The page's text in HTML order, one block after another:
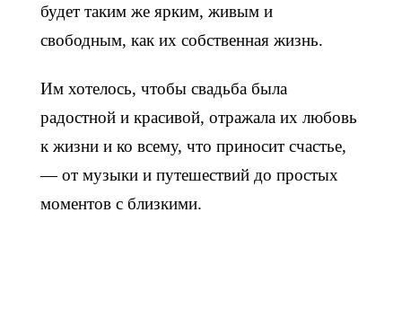
будет таким же ярким, живым и
свободным, как их собственная жизнь.
Им хотелось, чтобы свадьба была
радостной и красивой, отражала их любовь
к жизни и ко всему, что приносит счастье,
— от музыки и путешествий до простых
моментов с близкими.